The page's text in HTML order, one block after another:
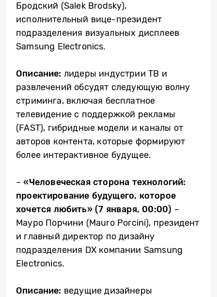
Бродский (Salek Brodsky),
исполнительный вице-президент
подразделения визуальных дисплеев
Samsung Electronics.
Описание: лидеры индустрии ТВ и
развлечений обсудят следующую волну
стриминга, включая бесплатное
телевидение с поддержкой рекламы
(FAST), гибридные модели и каналы от
авторов контента, которые формируют
более интерактивное будущее.
– ​«Человеческая сторона технологий:
проектирование будущего, которое
хочется любить» (7 января, 00:00) –
Мауро Порчини (Mauro Porcini), президент
и главный директор по дизайну
подразделения DX компании Samsung
Electronics.
Описание: ведущие дизайнеры